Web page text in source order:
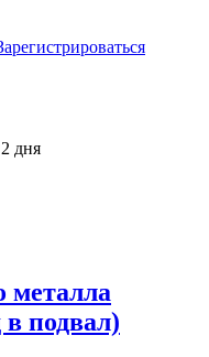
дня
металла
подвал)